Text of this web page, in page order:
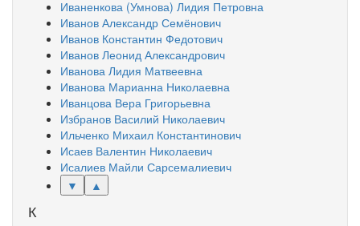
Иваненкова (Умнова) Лидия Петровна
Иванов Александр Семёнович
Иванов Константин Федотович
Иванов Леонид Александрович
Иванова Лидия Матвеевна
Иванова Марианна Николаевна
Иванцова Вера Григорьевна
Избранов Василий Николаевич
Ильченко Михаил Константинович
Исаев Валентин Николаевич
Исалиев Майли Сарсемалиевич
▼
▲
К